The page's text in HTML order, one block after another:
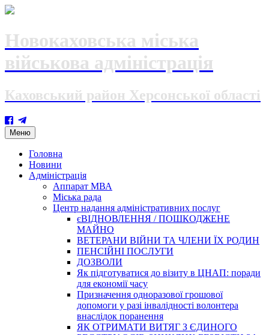
Новокаховська міська
військова адміністрація
Каховський район Херсонської області
Меню Skip
to
content
Головна
Новини
Адміністрація
Аппарат МВА
Міська рада
Центр надання адміністративних послуг
єВІДНОВЛЕННЯ / ПОШКОДЖЕНЕ
МАЙНО
ВЕТЕРАНИ ВІЙНИ ТА ЧЛЕНИ ЇХ РОДИН
ПЕНСІЙНІ ПОСЛУГИ
ДОЗВОЛИ
Як підготуватися до візиту в ЦНАП: поради
для економії часу
Призначення одноразової грошової
допомоги у разі інвалідності волонтера
внаслідок поранення
ЯК ОТРИМАТИ ВИТЯГ З ЄДИНОГО